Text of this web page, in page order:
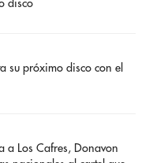
disco
su próximo disco con el
a Los Cafres, Donavon